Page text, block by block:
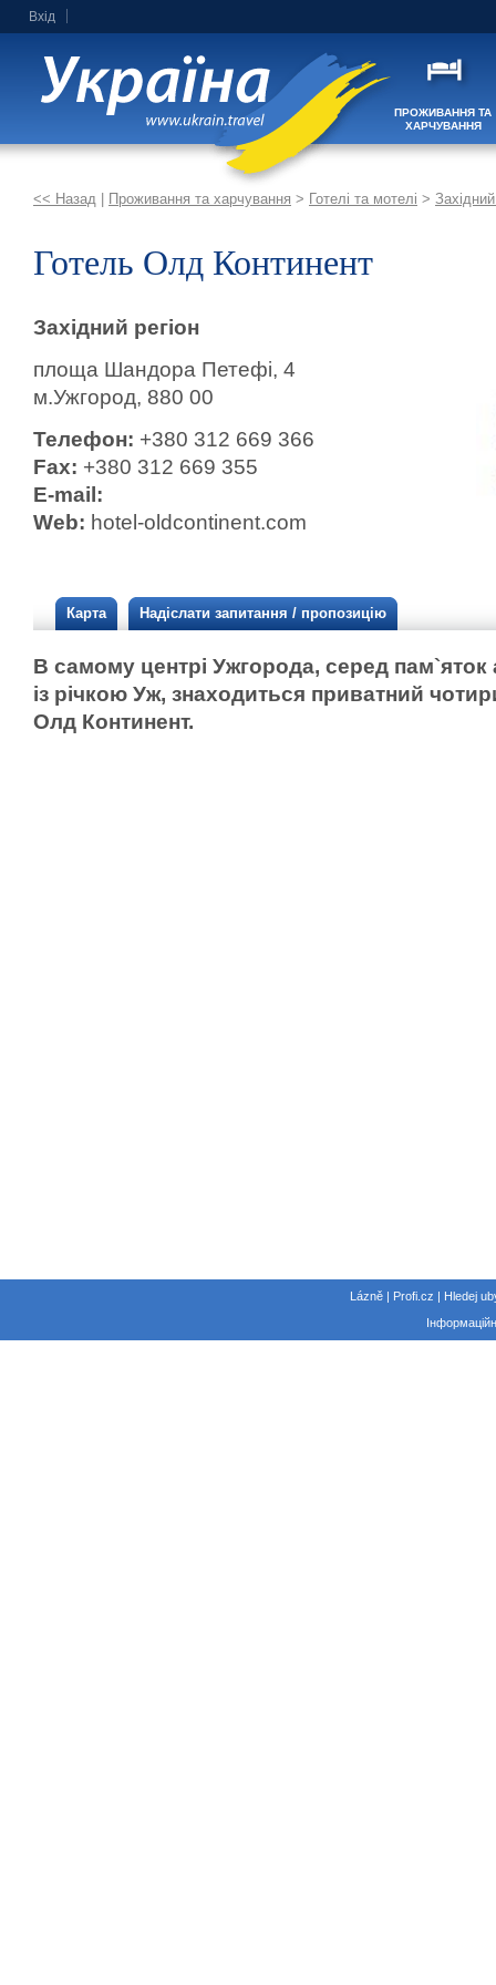
Вхід
ПРОЖИВАННЯ ТА
ХАРЧУВАННЯ
<< Назад Проживання та харчування > Готелі та мотелі > Західний
Готель Олд Континент
Західний регіон
площа Шандора Петефі, 4
м.Ужгород, 880 00
Телефон: +380 312 669 366
Fax: +380 312 669 355
E-mail:
Web: hotel-oldcontinent.com
Карта Надіслати запитання / пропозицію
В самому центрі Ужгорода, серед пам`яток
із річкою Уж, знаходиться приватний
Олд Континент.
Lázně | Profi.cz | Hledej